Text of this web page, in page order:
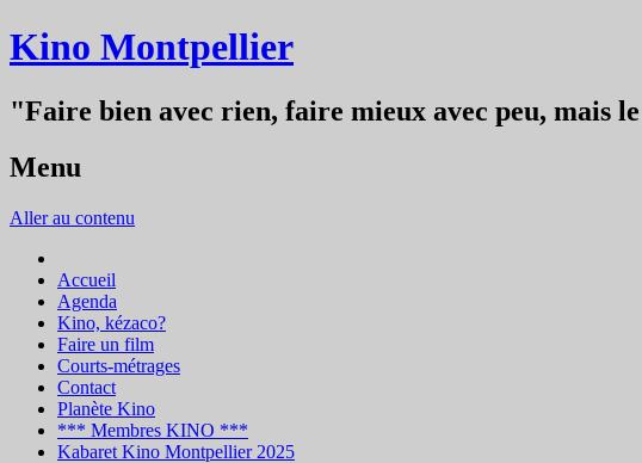
Kino Montpellier
"Faire bien avec rien, faire mieux avec peu, mais
Menu
Aller au contenu
Accueil
Agenda
Kino, kézaco?
Faire un film
Courts-métrages
Contact
Planète Kino
*** Membres KINO ***
Kabaret Kino Montpellier 2025